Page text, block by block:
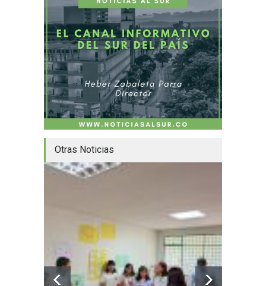
Otras Noticias